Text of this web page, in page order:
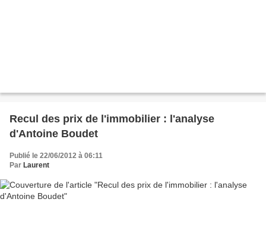
Recul des prix de l'immobilier : l'analyse
d'Antoine Boudet
Publié le 22/06/2012 à 06:11
Par Laurent